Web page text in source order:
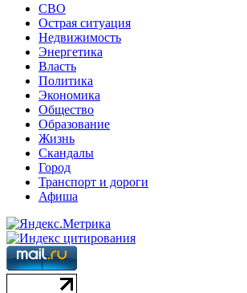
СВО
Острая ситуация
Недвижимость
Энергетика
Власть
Политика
Экономика
Общество
Образование
Жизнь
Скандалы
Город
Транспорт и дороги
Афиша